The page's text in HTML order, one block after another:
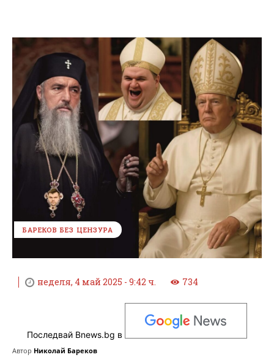
БАРЕКОВ БЕЗ ЦЕНЗУРА
неделя, 4 май 2025 - 9:42 ч. 734
Последвай Bnews.bg в
Автор Николай Бареков